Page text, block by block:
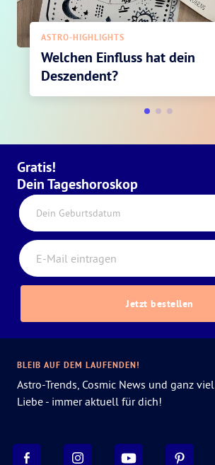
ASTRO-HIGHLIGHTS
Welchen Einfluss hat dein
Deszendent?
Gratis!
Dein Tageshoroskop
Dein Geburtsdatum
Jetzt bestellen
BLEIB AUF DEM LAUFENDEN!
Astro-Trends, Cosmic News und ganz viel
Liebe - immer aktuell für dich!